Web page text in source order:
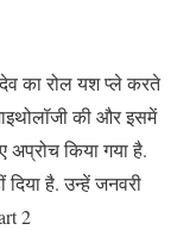
देव का रोल यश प्ले करते
की और इसमें
किया गया है.
है. उन्हें जनवरी
2